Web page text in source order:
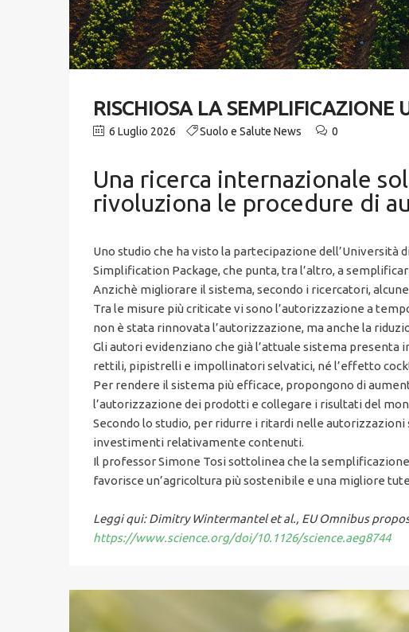
RISCHIOSA LA SEMPLIFICAZIONE
6 Luglio 2026 Suolo e Salute News 0
Una ricerca internazionale
rivoluziona le procedure di
Uno studio che ha visto la partecipazione dell’Università
Simplification Package, che punta, tra l’altro, a
Anzichè migliorare il sistema, secondo i ricercatori,
Tra le misure più criticate vi sono l’autorizzazione a
non è stata rinnovata l’autorizzazione, ma anche la
Gli autori evidenziano che già l’attuale sistema
rettili, pipistrelli e impollinatori selvatici, né l’effetto
Per rendere il sistema più efficace, propongono di
l’autorizzazione dei prodotti e collegare i risultati del
Secondo lo studio, per ridurre i ritardi nelle
investimenti relativamente contenuti.
Il professor Simone Tosi sottolinea che la
favorisce un’agricoltura più sostenibile e una migliore
Leggi qui: Dimitry Wintermantel et al., EU Omnibus
https://www.science.org/doi/10.1126/science.aeg8744